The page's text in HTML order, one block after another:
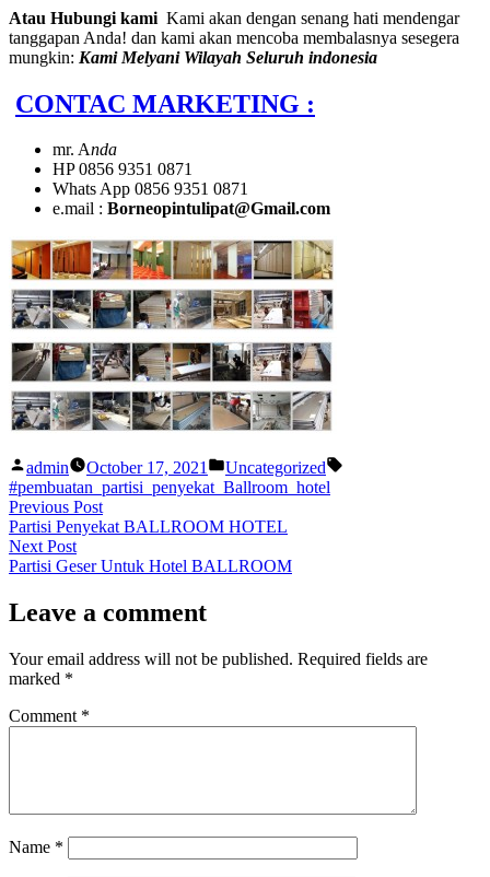
Atau Hubungi kami Kami akan dengan senang hati mendengar
tanggapan Anda! dan kami akan mencoba membalasnya sesegera
mungkin: Kami Melyani Wilayah Seluruh indonesia
CONTAC MARKETING :
mr. Anda
HP 0856 9351 0871
Whats App 0856 9351 0871
e.mail : Borneopintulipat@Gmail.com
Posted
by
admin October 17, 2021
Posted
in
Uncategorized
#pembuatan_partisi_penyekat_Ballroom_hotel
Post
navigation
Previous PostPrevious
post:
Partisi Penyekat BALLROOM HOTEL
Next PostNext
post:
Partisi Geser Untuk Hotel BALLROOM
Leave a comment
Your email address will not be published. Required fields are
marked *
Comment *
Name *